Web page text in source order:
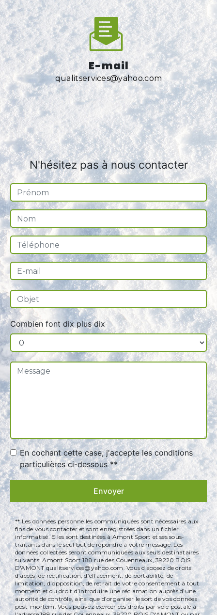
E-mail
qualitservices@yahoo.com
N'hésitez pas à nous contacter
Combien font dix plus dix
En cochant cette case, j'accepte les conditions
particulières ci-dessous **
Envoyer
** Les données personnelles communiquées sont nécessaires aux
fins de vous contacter et sont enregistrées dans un fichier
informatisé. Elles sont destinées à Amont Sport et ses sous-
traitants dans le seul but de répondre à votre message. Les
données collectées seront communiquées aux seuls destinataires
suivants: Amont Sport 188 rue des Couenneaux, 39220 BOIS
D'AMONT qualitservices@yahoo.com. Vous disposez de droits
d’accès, de rectification, d’effacement, de portabilité, de
limitation, d’opposition, de retrait de votre consentement à tout
moment et du droit d’introduire une réclamation auprès d’une
autorité de contrôle, ainsi que d’organiser le sort de vos données
post-mortem. Vous pouvez exercer ces droits par voie postale à